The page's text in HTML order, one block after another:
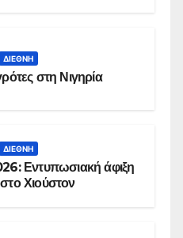
ΔΙΕΘΝΉ
στη Νιγηρία
ΔΙΕΘΝΉ
Εντυπωσιακή άφιξη
Χιούστον